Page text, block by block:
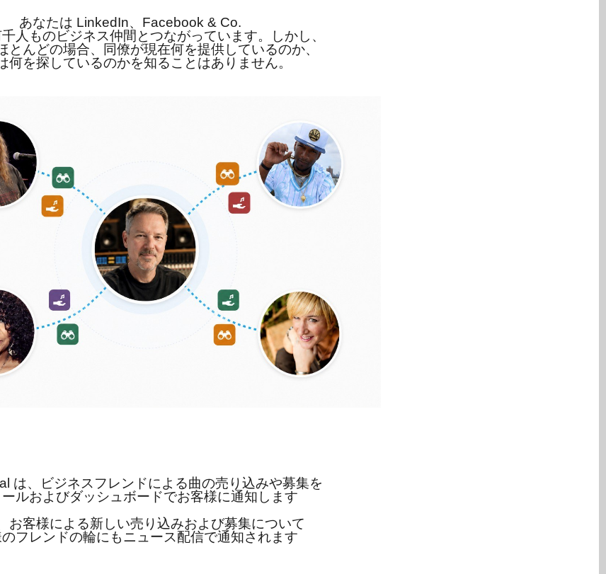
あなたは LinkedIn、Facebook & Co.
人ものビジネス仲間とつながっています。しかし、
とんどの場合、同僚が現在何を提供しているのか、
何を探しているのかを知ることはありません。
は、ビジネスフレンドによる曲の売り込みや募集を
ールおよびダッシュボードでお客様に通知します
お客様による新しい売り込みおよび募集について
フレンドの輪にもニュース配信で通知されます